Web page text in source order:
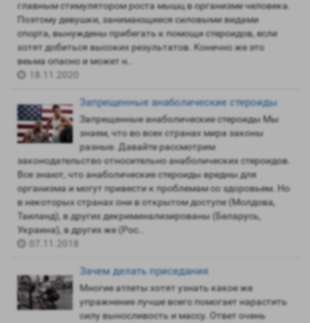
главным стимулятором роста мышц в организме человека.
Поэтому девушки, занимающиеся силовыми видами
спорта, вынуждены прибегать к помощи стероидов, если
хотят добиться высоких результатов. Конечно же это
веьма опасно и может н..
18.11.2020
Запрещенные анаболические стероиды
Запрещенные анаболические стероиды Мы
знаем, что во всех странах мира законы
разные. Давайте рассмотрим
законодательство относительно анаболических стероидов.
Все знают, что анаболические стероиды вредны для
организма и могут привести к проблемам со здоровьем. Но
в некоторых странах они в открытом доступе (Молдова,
Таиланд), в других декриминализированы (Беларусь,
Украина), в других же (Рос..
07.11.2018
Зачем делать приседания
Многие атлеты хотят узнать какое же
упражнение лучше всего помогает нарастить
силу выносливость и массу. Ответ очень